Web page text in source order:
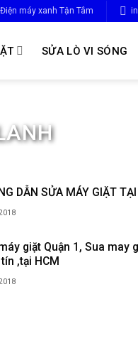
Điện máy xanh Tận Tâm
SỬA LÒ VI SÓNG
DẪN SỬA MÁY GIẶT
giặt Quận 1, Sua may
,tại HCM